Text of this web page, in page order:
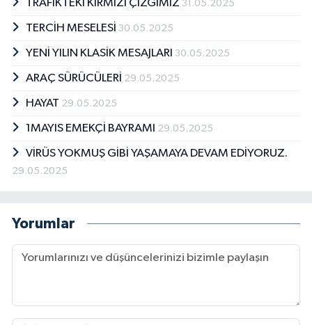
TRAFİKTEKİ KIRMIZI ÇİZGİMİZ 31.05.2025
TERCİH MESELESİ 30.05.2025
YENİ YILIN KLASİK MESAJLARI 30.05.2025
ARAÇ SÜRÜCÜLERİ 29.05.2025
HAYAT 29.05.2025
1MAYIS EMEKÇİ BAYRAMI 29.05.2025
VİRÜS YOKMUŞ GİBİ YAŞAMAYA DEVAM EDİYORUZ.
29.05.2025
Yorumlar